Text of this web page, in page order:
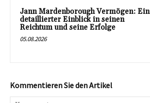
Jann Mardenborough Vermögen: Ein
detaillierter Einblick in seinen
Reichtum und seine Erfolge
05.08.2026
Kommentieren Sie den Artikel